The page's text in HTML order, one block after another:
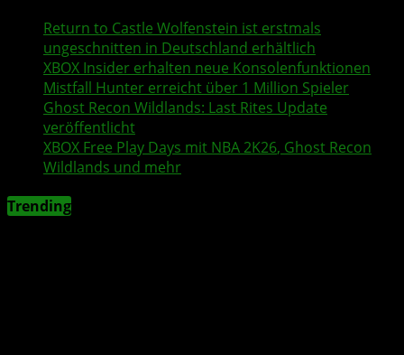
Return to Castle Wolfenstein ist erstmals
ungeschnitten in Deutschland erhältlich
XBOX Insider erhalten neue Konsolenfunktionen
Mistfall Hunter erreicht über 1 Million Spieler
Ghost Recon Wildlands: Last Rites Update
veröffentlicht
XBOX Free Play Days mit NBA 2K26, Ghost Recon
Wildlands und mehr
Trending